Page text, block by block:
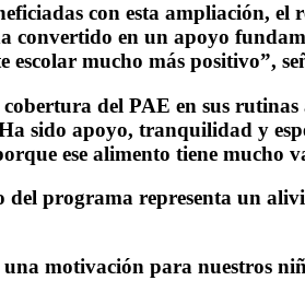
con esta ampliación,
en un apoyo
escolar mucho más positivo”,
del PAE en sus
sido apoyo, tranquilidad y
ese alimento tiene mucho
programa representa un
motivación para nuestros